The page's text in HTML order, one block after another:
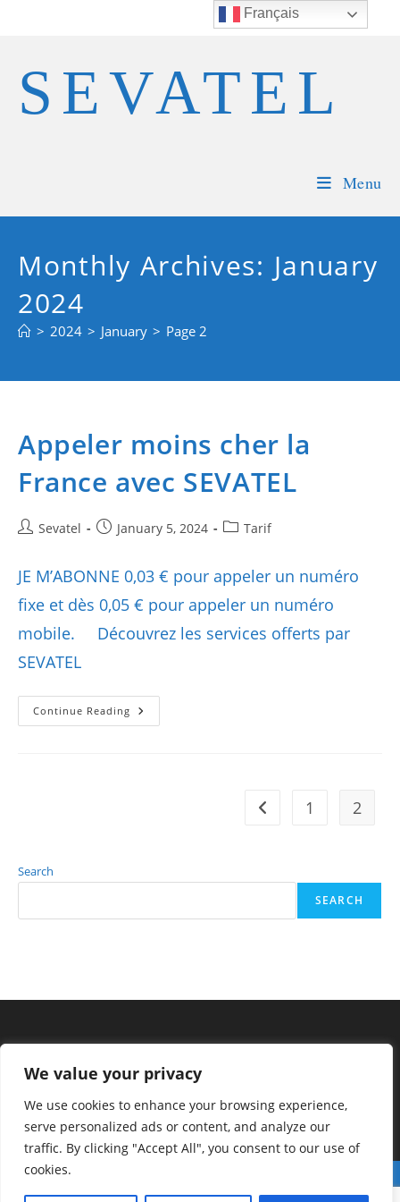
We value your privacy
We use cookies to enhance your browsing experience,
serve personalized ads or content, and analyze our
traffic. By clicking "Accept All", you consent to our use of
cookies.
SEVATEL
Menu
Monthly Archives: January
2024
> 2024 > January > Page 2
Appeler moins cher la
France avec SEVATEL
PostSevatel
PostJanuary 5, 2024
PostTarif
JE M’ABONNE 0,03 € pour appeler un numéro
fixe et dès 0,05 € pour appeler un numéro
mobile. Découvrez les services offerts par
SEVATEL
Continue Reading Appeler
Moins
Go to the previous
1 2
Search
SEARCH
Français